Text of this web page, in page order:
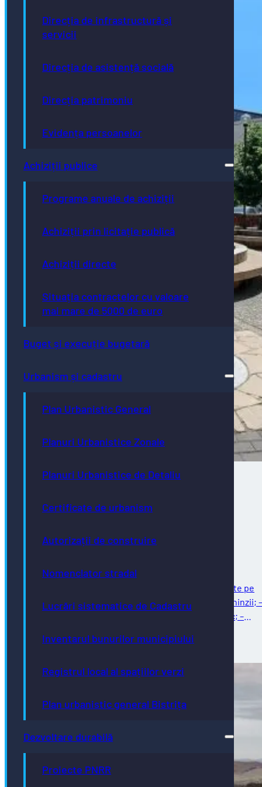
Direcția de infrastructură și
servicii
Direcția de asistență socială
Direcția patrimoniu
Evidența persoanelor
Achiziții publice
Programe anuale de achiziții
Achiziții prin licitație publică
Achiziții directe
Situația contractelor cu valoare
mai mare de 5000 de euro
Buget și execuție bugetară
Urbanism și cadastru
Plan Urbanistic General
Planuri Urbanistice Zonale
Planuri Urbanistice de Detaliu
Certificate de urbanism
Autorizații de construire
Nomenclator stradal
Lucrări sistematice de Cadastru
Inventarul bunurilor municipiului
Registrul local al spațiilor verzi
Plan urbanistic general Bistrița
Dezvoltare durabilă
Proiecte PNRR
Direcţia de Infrastructură și Servicii –
02.08.2026 – 07.08.2026
Întreținere străzi Reparații curente: – reparații curente pe
strada Ghinzii; – amenajare parcare la sol pe strada Ghinzii; –
îndreptat și remontat stâlpi din fontă, beton și plastic; –
03/08/2026